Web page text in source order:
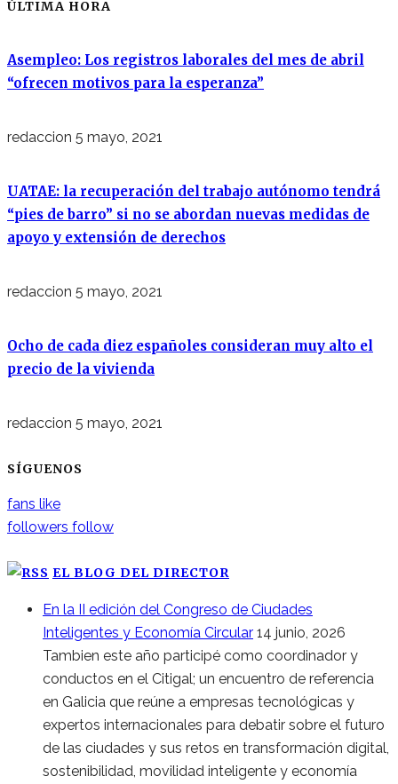
ÚLTIMA HORA
Asempleo: Los registros laborales del mes de abril
“ofrecen motivos para la esperanza”
redaccion 5 mayo, 2021
UATAE: la recuperación del trabajo autónomo tendrá
“pies de barro” si no se abordan nuevas medidas de
apoyo y extensión de derechos
redaccion 5 mayo, 2021
Ocho de cada diez españoles consideran muy alto el
precio de la vivienda
redaccion 5 mayo, 2021
SÍGUENOS
fans like
followers follow
EL BLOG DEL DIRECTOR
En la II edición del Congreso de Ciudades
Inteligentes y Economía Circular 14 junio, 2026
Tambien este año participé como coordinador y
conductos en el Citigal; un encuentro de referencia
en Galicia que reúne a empresas tecnológicas y
expertos internacionales para debatir sobre el futuro
de las ciudades y sus retos en transformación digital,
sostenibilidad, movilidad inteligente y economía